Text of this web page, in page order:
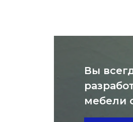
Вы
мебели